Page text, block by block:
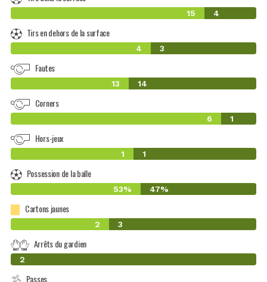
15 4
Tirs en dehors de la surface
4 3
Fautes
13 14
Corners
6 1
Hors-jeux
1 1
Possession de la balle
53% 47%
Cartons jaunes
2 3
Arrêts du gardien
0
2
Passes